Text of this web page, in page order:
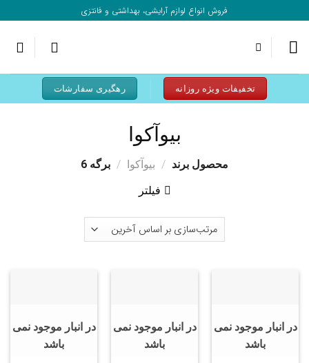
محتوا
بروید
فروش انواع لوازم آرایشی، بهداشتی و فانتزی
تخفیفات ویژه روزانه رهگیری سفارشات
بیوآکوا
محصول برند / بیوآکوا / برگه 6
فیلتر
در انبار موجود نمی
باشد
در انبار موجود نمی
باشد
در انبار موجود نمی
باشد